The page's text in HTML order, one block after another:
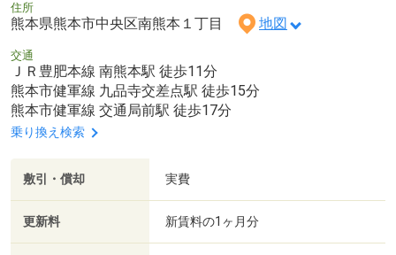
住所
熊本県熊本市中央区南熊本１丁目 地図
交通
ＪＲ豊肥本線 南熊本駅 徒歩11分
熊本市健軍線 九品寺交差点駅 徒歩15分
熊本市健軍線 交通局前駅 徒歩17分
乗り換え検索
敷引・償却 実費
更新料 新賃料の1ヶ月分